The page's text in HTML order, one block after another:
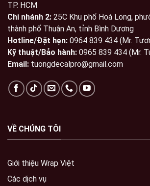
TP. HCM
Chi nhánh 2: 25C Khu phố Hoà Long,
thành phố Thuận An, tỉnh Bình Dương
Hotline/Đặt hẹn: 0964 839 434 (Mr.
Kỹ thuật/Bảo hành: 0965 839 434 (Mr.
Email: tuongdecalpro@gmail.com
VỀ CHÚNG TÔI
Giới thiệu Wrap Việt
Các dịch vụ